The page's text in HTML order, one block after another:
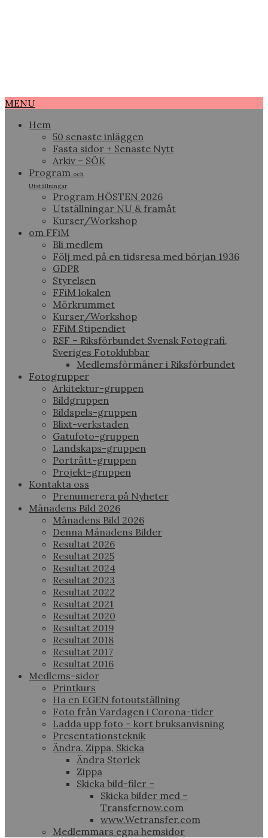
MENU
Hem
50 senaste inläggen
Fasta sidor + Senaste Nytt
Arkiv – SÖK
Program och
Utställningar
Program HÖSTEN 2026
Utställningar NU & framåt
Kurser/Workshop
om FFiM
Bli medlem
Följ med på en tidsresa med början 1936
GDPR
Styrelsen
FFiM lokalen
Mörkrummet
Kurser/Workshop
FFiM Stipendiet
RSF – Riksförbundet Svensk Fotografi,
Sveriges Fotoklubbar
Medlemsförmåner i Riksförbundet
Fotogrupper
Arkitektur-gruppen
Bildgruppen
Bildspels-gruppen
Blixt-verkstaden
Gatufoto-gruppen
Landskaps-gruppen
Porträtt-gruppen
Projekt-gruppen
Kontakta oss
Prenumerera på Nyheter
Månadens Bild 2026
Månadens Bild 2026
Denna Månadens Bilder
Resultat 2026
Resultat 2025
Resultat 2024
Resultat 2023
Resultat 2022
Resultat 2021
Resultat 2020
Resultat 2019
Resultat 2018
Resultat 2017
Resultat 2016
Medlems-sidor
Printkurs
Ha en EGEN fotoutställning
Foto från Vardagen i Corona-tider
Ladda upp foto – kort bruksanvisning
Presentationsteknik
Ändra, Zippa, Skicka
Ändra Storlek
Zippa
Skicka bild-filer –
Skicka bilder med –
Transfernow.com
www.Wetransfer.com
Medlemmars egna hemsidor